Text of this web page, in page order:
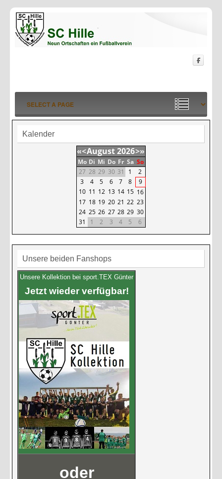
Kalender
«<August2026>»
Mo Di Mi Do Fr Sa So
27 28 29 30 31 1
2
3
4 5 6 7 8
9
10 11 12 13 14 15 16
17 18 19 20 21 22 23
24 25 26 27 28 29 30
31
1 2 3 4 5 6
Unsere beiden Fanshops
Unsere Kollektion bei sport.TEX Günter
Jetzt wieder verfügbar!
oder